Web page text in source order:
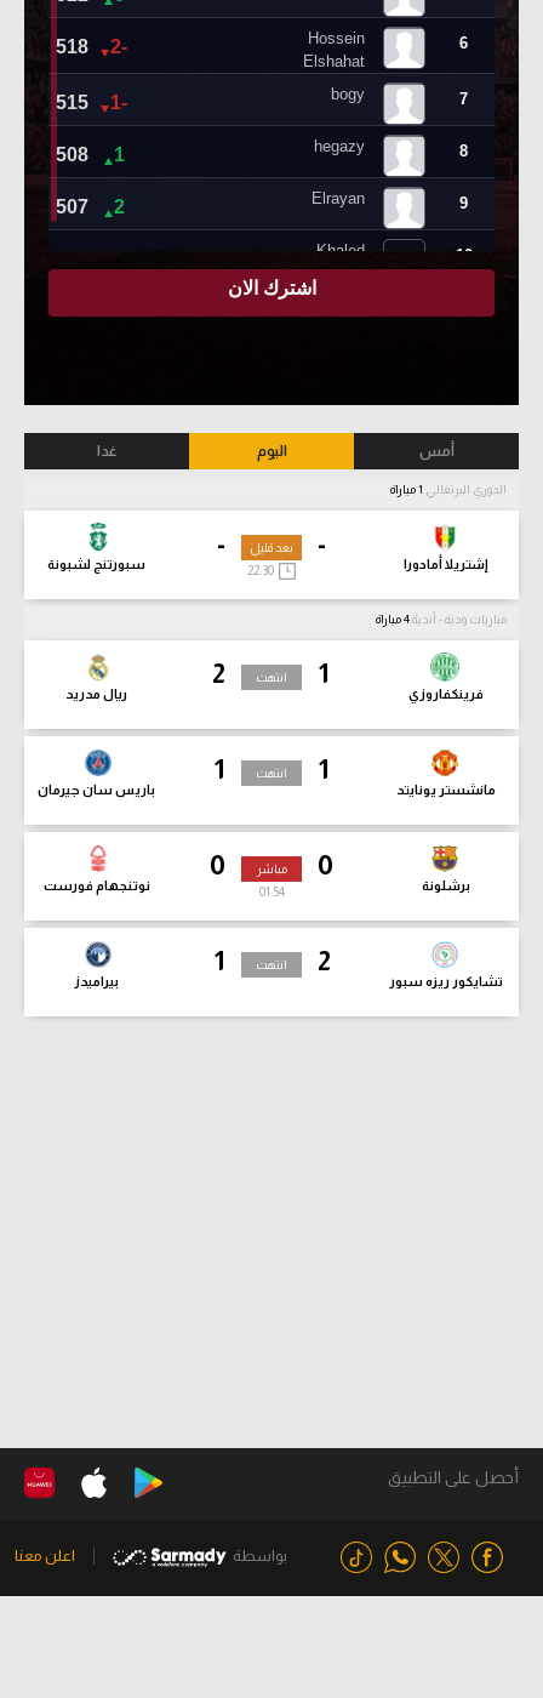
أمس اليوم غدا
الدوري البرتغالي
-
إشتريلا أمادورا
-
سبورتنج لشبونة
بعد قليل
مباريات ودية - أندية
1
فرينكفاروزي
2
ريال مدريد
انتهت
1
مانشستر يونايتد
1
باريس سان جيرمان
انتهت
0
برشلونة
0
نوتنجهام فورست
مباشر
01:55
2
تشايكور ريزه سبور
1
بيراميدز
انتهت
أحصل على التطبيق
بواسطة اعلن معنا